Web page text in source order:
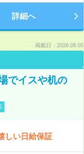
詳細へ
掲載日：2026.08.05
でイスや机の
しい日給保証